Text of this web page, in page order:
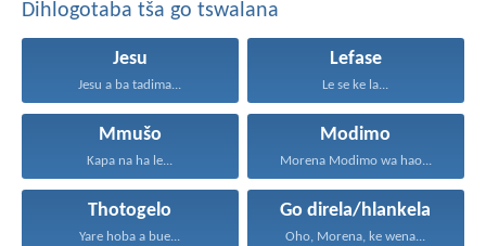
Dihlogotaba tša go tswalana
Jesu
Jesu a ba tadima...
Lefase
Le se ke la...
Mmušo
Kapa na ha le...
Modimo
Morena Modimo wa hao...
Thotogelo
Yare hoba a bue...
Go direla/hlankela
Oho, Morena, ke wena...